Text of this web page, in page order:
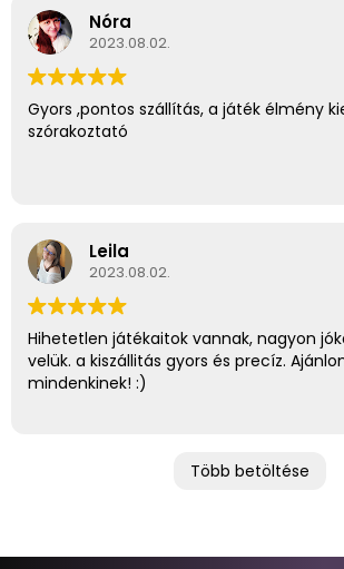
Nóra
2023.08.02.
Gyors ,pontos szállítás, a játék élmény
szórakoztató
Leila
2023.08.02.
Hihetetlen játékaitok vannak, nagyon
velük. a kiszállitás gyors és precíz.
mindenkinek! :)
Több betöltése